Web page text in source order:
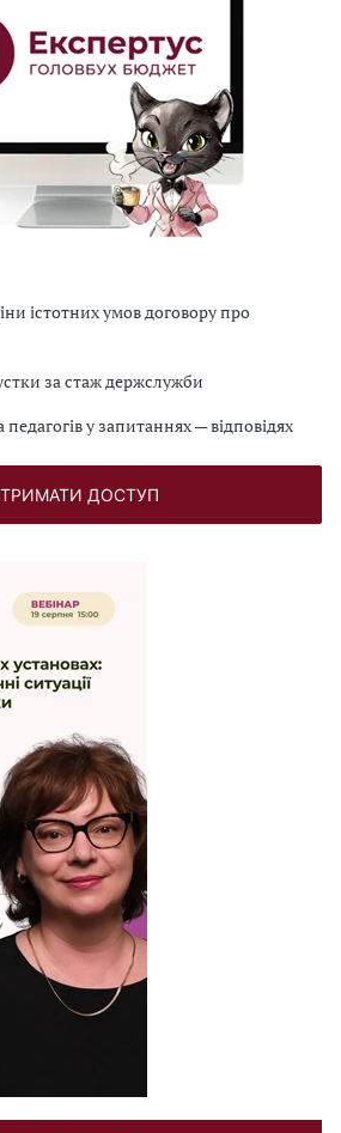
істотних умов договору про
за стаж держслужби
у запитаннях — відповідях
ДОСТУП